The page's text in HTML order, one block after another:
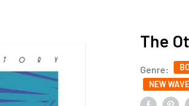
The
Genre:
NEW